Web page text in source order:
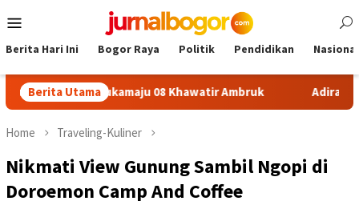
to
Menu
Berita Hari Ini Bogor Raya Politik Pendidikan Nasional
Berita Utama
SDN Sukamaju 08 Khawatir Ambruk Adira Expo
Home Traveling-Kuliner
Nikmati View Gunung Sambil Ngopi di
Doroemon Camp And Coffee